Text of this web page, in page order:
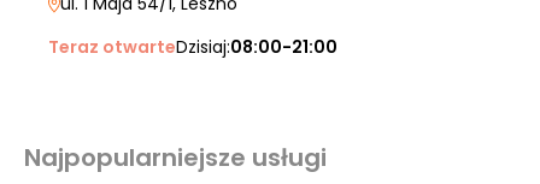
Teraz otwarteDzisiaj:08:00-21:00
Najpopularniejsze usługi